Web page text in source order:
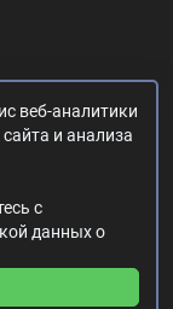
55-80
на сайте,
с согласия
веб-аналитики
и анализа
с
данных о